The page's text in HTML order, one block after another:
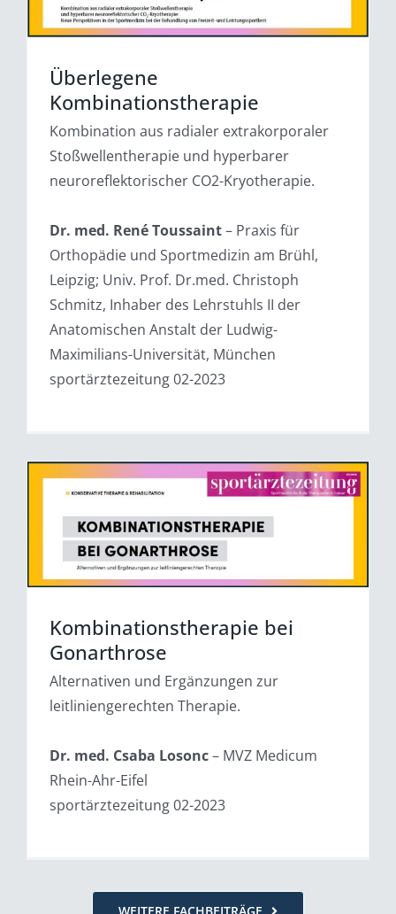
Überlegene
Kombinationstherapie
Kombination aus radialer extrakorporaler
Stoßwellentherapie und hyperbarer
neuroreflektorischer CO2-Kryotherapie.
Dr. med. René Toussaint– Praxis für
Orthopädie und Sportmedizin am Brühl,
Leipzig; Univ. Prof. Dr.med. Christoph
Schmitz, Inhaber des Lehrstuhls II der
Anatomischen Anstalt der Ludwig-
Maximilians-Universität, München
sportärztezeitung 02-2023
Kombinationstherapie bei
Gonarthrose
Alternativen und Ergänzungen zur
leitliniengerechten Therapie.
Dr. med. Csaba Losonc– MVZ Medicum
Rhein-Ahr-Eifel
sportärztezeitung 02-2023